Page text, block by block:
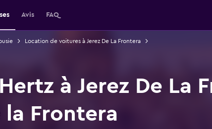
Avis FAQ
Location de voitures à Jerez De La Frontera
à Jerez De La
Frontera